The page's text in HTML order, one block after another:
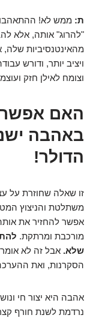
ת: ממש לא!
"להרוג" אותה, אלא
מהאינטנסיביות
ויציב יותר, ודורש
וצומח לאילן חזק
האם
באהבה
הדולר!
זו שאלה שחוזרת על
משתלטת והניצוץ
אפשר להחזיר את
מורכבת ומרתקת.
שלא. אבל זה לא
הסקרנות, ואת
אהבה היא יצור חי
נרדמת לשנת חורף